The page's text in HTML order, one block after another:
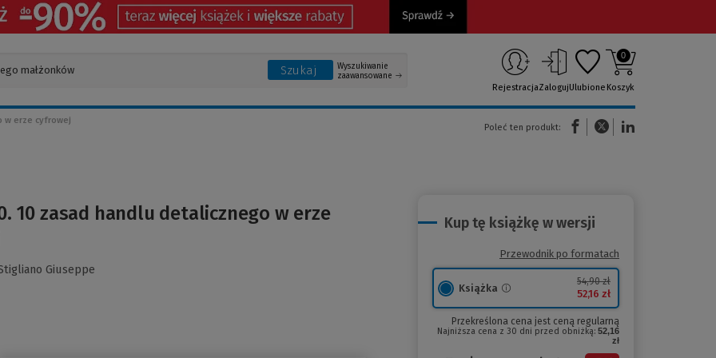
Szukaj
Wyszukiwanie
zaawansowane
RejestracjaZalogujUlubione
0
Koszyk
w erze cyfrowej
Poleć ten produkt:
(Nowe okno)(Link do innej strony)
10 zasad handlu detalicznego w erze
Giuseppe
Kup tę książkę w wersji
Przewodnik po formatach
Książka
54,90 zł
52,16 zł
Przekreślona cena jest ceną regularną
Najniższa cena z 30 dni przed obniżką: 52,16
zł